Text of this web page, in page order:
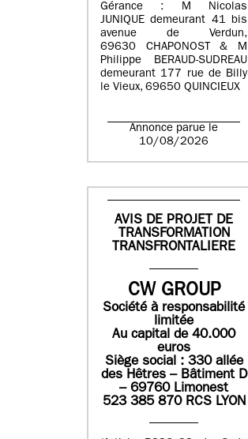
Gérance : M Nicolas
JUNIQUE demeurant 41 bis
avenue de Verdun,
69630 CHAPONOST & M
Philippe BERAUD-SUDREAU
demeurant 177 rue de Billy
le Vieux, 69650 QUINCIEUX
Annonce parue le
10/08/2026
AVIS DE PROJET DE
TRANSFORMATION
TRANSFRONTALIERE
CW GROUP
Société à responsabilité
limitée
Au capital de 40.000
euros
Siège social : 330 allée
des Hêtres – Bâtiment D
– 69760 Limonest
523 385 870 RCS LYON